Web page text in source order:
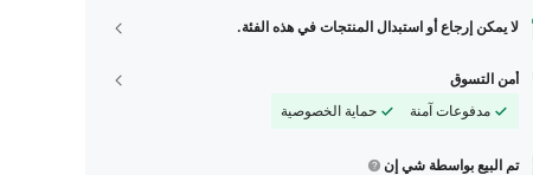
لا يمكن إرجاع أو استبدال المنتجات في هذه الفئة.
أمن التسوق
مدفوعات آمنة
حماية الخصوصية
تم البيع بواسطة شي إن